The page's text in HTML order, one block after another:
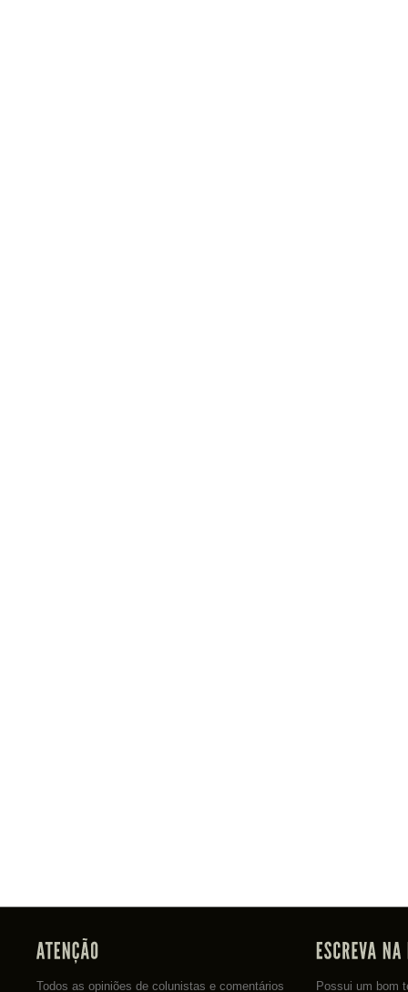
Todos as opiniões de colunistas e comentários
Possui um bom